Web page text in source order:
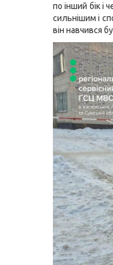
по інший бік і
сильнішим і
він навчився